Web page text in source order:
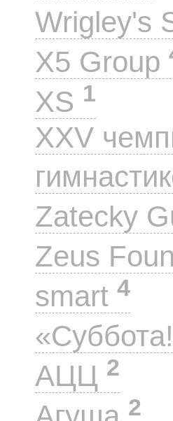
Wrigley's
X5 Group
XS 1
XXV
Zatecky
Zeus
smart 4
АЦЦ 2
2